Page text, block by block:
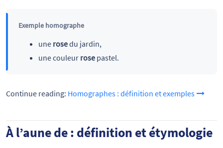
Exemple homographe
une rosedu jardin,
une couleur rosepastel.
Continue reading: Homographes : définition et exemples
À l’aune de : définition et étymologie